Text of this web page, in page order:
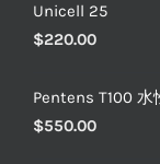
Unicell 25
$220.00
Pentens T100
$550.00